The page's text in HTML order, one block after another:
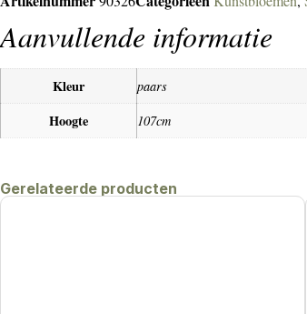
Aanvullende informatie
Kleur paars
Hoogte 107cm
Gerelateerde producten